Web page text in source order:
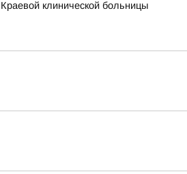
клинической больницы